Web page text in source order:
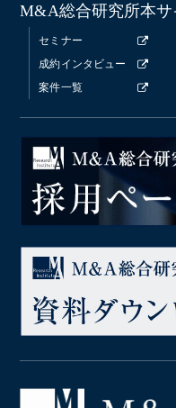
M&A総合研究所本サ
セミナー
成約インタビュー
案件一覧